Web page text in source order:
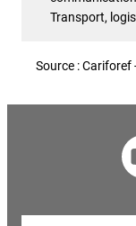
Transport,
Source : Cariforef